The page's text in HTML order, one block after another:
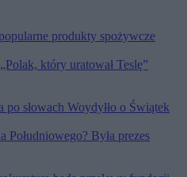
produkty spożywcze
który uratował Teslę”
słowach Woydyłło o Świątek
Była prezes